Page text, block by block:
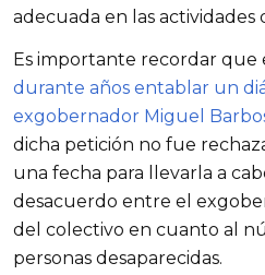
adecuada en las actividades
Es importante recordar que
durante años entablar un
exgobernador Miguel
dicha petición no fue
una fecha para llevarla a
desacuerdo entre el
del colectivo en cuanto al
personas desaparecidas.